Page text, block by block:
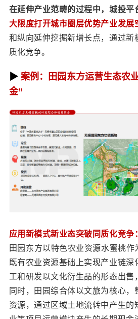
在延伸产业范畴的过程中，城投平
大限度打开城市圈层优势产业发展
和纵向延伸挖掘新增长点，通过新
质化竞争。
▶ 案例：田园东方运营生态农
金”
应用新模式新业态突破同质化竞争
田园东方以特色农业资源水蜜桃作
既有农业资源基础上实现产业链深
工和研发以文化衍生品的形态出售
同时，田园综合体以文旅为核心，
资源，通过区域土地流转中产生的